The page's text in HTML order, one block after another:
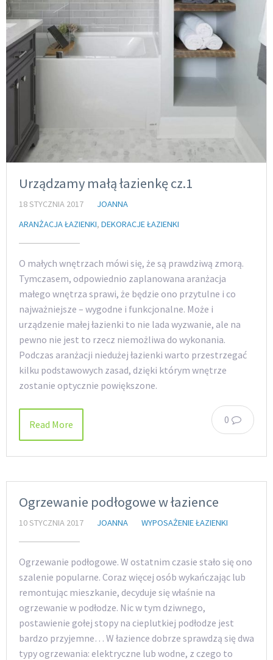
Urządzamy małą łazienkę cz.1
18 STYCZNIA 2017
JOANNA
ARANŻACJA ŁAZIENKI, DEKORACJE ŁAZIENKI
O małych wnętrzach mówi się, że są prawdziwą zmorą.
Tymczasem, odpowiednio zaplanowana aranżacja
małego wnętrza sprawi, że będzie ono przytulne i co
najważniejsze – wygodne i funkcjonalne. Może i
urządzenie małej łazienki to nie lada wyzwanie, ale na
pewno nie jest to rzecz niemożliwa do wykonania.
Podczas aranżacji niedużej łazienki warto przestrzegać
kilku podstawowych zasad, dzięki którym wnętrze
zostanie optycznie powiększone.
0
Read More
Ogrzewanie podłogowe w łazience
10 STYCZNIA 2017 JOANNA WYPOSAŻENIE ŁAZIENKI
Ogrzewanie podłogowe. W ostatnim czasie stało się ono
szalenie popularne. Coraz więcej osób wykańczając lub
remontując mieszkanie, decyduje się właśnie na
ogrzewanie w podłodze. Nic w tym dziwnego,
postawienie gołej stopy na cieplutkiej podłodze jest
bardzo przyjemne… W łazience dobrze sprawdzą się dwa
typy ogrzewania: elektryczne lub wodne, z czego to